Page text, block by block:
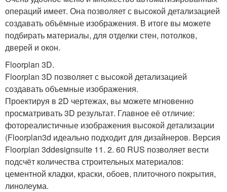
операций имеет. Она позволяет с высокой детализацией
создавать объёмные изображения. В итоге вы можете
подбирать материалы, для отделки стен, потолков,
дверей и окон.
Floorplan 3D.
Floorplan 3D позволяет с высокой детализацией
создавать объемные изображения.
Проектируя в 2D чертежах, вы можете мгновенно
просматривать 3D результат. Главное её отличие:
фотореалистичные изображения высокой детализации
(Floorplan3d идеально подходит для дизайнеров. Версия
Floorplan 3ddesignsuite 11. 2. 60 RUS позволяет вести
подсчёт количества строительных материалов:
цементной кладки, краски, обоев, плиточного покрытия,
линолеума.